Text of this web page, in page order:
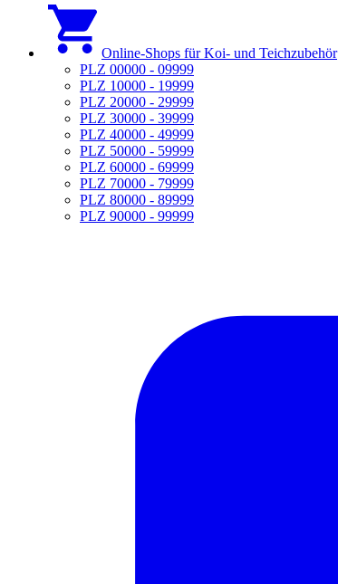
Online-Shops für Koi- und Teichzubehör
PLZ 00000 - 09999
PLZ 10000 - 19999
PLZ 20000 - 29999
PLZ 30000 - 39999
PLZ 40000 - 49999
PLZ 50000 - 59999
PLZ 60000 - 69999
PLZ 70000 - 79999
PLZ 80000 - 89999
PLZ 90000 - 99999